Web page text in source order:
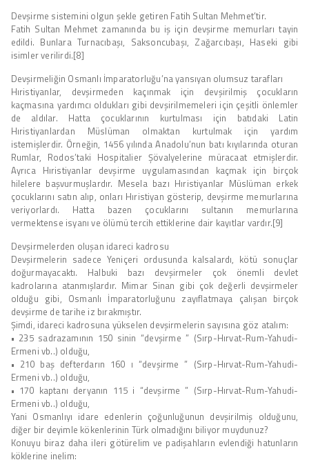
Devşirme sistemini olgun şekle getiren Fatih Sultan Mehmet’tir.
Fatih Sultan Mehmet zamanında bu iş için devşirme memurları tayin
edildi. Bunlara Turnacıbaşı, Saksoncubaşı, Zağarcıbaşı, Haseki gibi
isimler verilirdi.[8]
Devşirmeliğin Osmanlı İmparatorluğu’na yansıyan olumsuz tarafları
Hıristiyanlar, devşirmeden kaçınmak için devşirilmiş çocukların
kaçmasına yardımcı oldukları gibi devşirilmemeleri için çeşitli önlemler
de aldılar. Hatta çocuklarının kurtulması için batıdaki Latin
Hıristiyanlardan Müslüman olmaktan kurtulmak için yardım
istemişlerdir. Örneğin, 1456 yılında Anadolu’nun batı kıyılarında oturan
Rumlar, Rodos’taki Hospitalier Şövalyelerine müracaat etmişlerdir.
Ayrıca Hıristiyanlar devşirme uygulamasından kaçmak için birçok
hilelere başvurmuşlardır. Mesela bazı Hıristiyanlar Müslüman erkek
çocuklarını satın alıp, onları Hıristiyan gösterip, devşirme memurlarına
veriyorlardı. Hatta bazen çocuklarını sultanın memurlarına
vermektense isyanı ve ölümü tercih ettiklerine dair kayıtlar vardır.[9]
Devşirmelerden oluşan idareci kadrosu
Devşirmelerin sadece Yeniçeri ordusunda kalsalardı, kötü sonuçlar
doğurmayacaktı. Halbuki bazı devşirmeler çok önemli devlet
kadrolarına atanmışlardır. Mimar Sinan gibi çok değerli devşirmeler
olduğu gibi, Osmanlı İmparatorluğunu zayıflatmaya çalışan birçok
devşirme de tarihe iz bırakmıştır.
Şimdi, idareci kadrosuna yükselen devşirmelerin sayısına göz atalım:
• 235 sadrazamının 150 sinin “devşirme ” (Sırp-Hırvat-Rum-Yahudi-
Ermeni vb..) olduğu,
• 210 baş defterdarın 160 ı “devşirme ” (Sırp-Hırvat-Rum-Yahudi-
Ermeni vb..) olduğu,
• 170 kaptanı deryanın 115 i “devşirme ” (Sırp-Hırvat-Rum-Yahudi-
Ermeni vb..) olduğu,
Yani Osmanlıyı idare edenlerin çoğunluğunun devşirilmiş olduğunu,
diğer bir deyimle kökenlerinin Türk olmadığını biliyor muydunuz?
Konuyu biraz daha ileri götürelim ve padişahların evlendiği hatunların
köklerine inelim: